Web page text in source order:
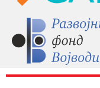
RAZNO